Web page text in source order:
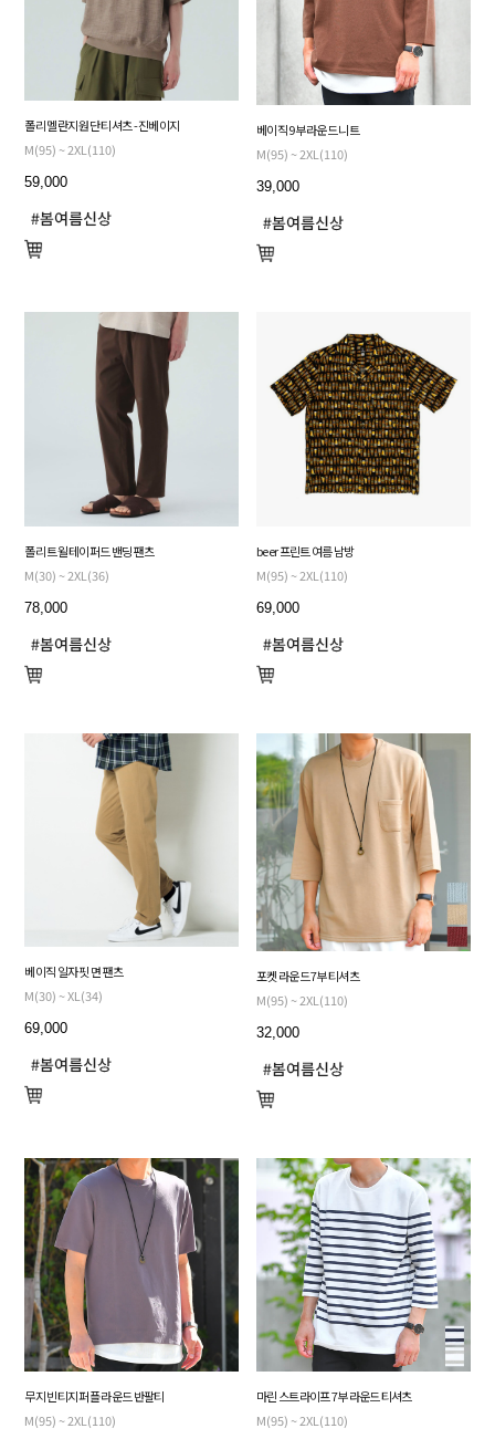
폴리 멜란지 원단 티셔츠 - 진베이지
M(95) ~ 2XL(110)
59,000
베이직 9부 라운드 니트
M(95) ~ 2XL(110)
39,000
폴리 트윌 테이퍼드 밴딩 팬츠
M(30) ~ 2XL(36)
78,000
beer 프린트 여름 남방
M(95) ~ 2XL(110)
69,000
베이직 일자 핏 면 팬츠
M(30) ~ XL(34)
69,000
포켓 라운드 7부 티셔츠
M(95) ~ 2XL(110)
32,000
무지 빈티지 퍼플 라운드 반팔티
M(95) ~ 2XL(110)
마린 스트라이프 7부 라운드 티셔츠
M(95) ~ 2XL(110)